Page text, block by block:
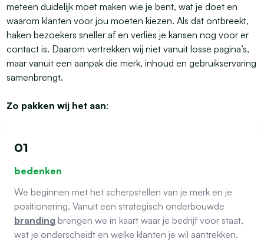
meteen duidelijk moet maken wie je bent, wat je doet en
waarom klanten voor jou moeten kiezen. Als dat ontbreekt,
haken bezoekers sneller af en verlies je kansen nog voor er
contact is. Daarom vertrekken wij niet vanuit losse pagina’s,
maar vanuit een aanpak die merk, inhoud en gebruikservaring
samenbrengt.
Zo pakken wij het aan:
01
bedenken
We beginnen met het scherpstellen van je merk en je
positionering. Vanuit een strategisch onderbouwde
branding brengen we in kaart waar je bedrijf voor staat,
wat je onderscheidt en welke klanten je wil aantrekken.